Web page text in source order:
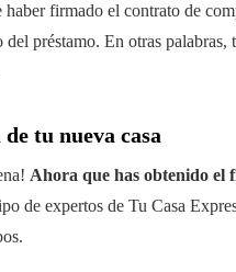
haber firmado el contrato de
del préstamo. En otras
tu nueva casa
Ahora que has obtenido
de expertos de Tu Casa